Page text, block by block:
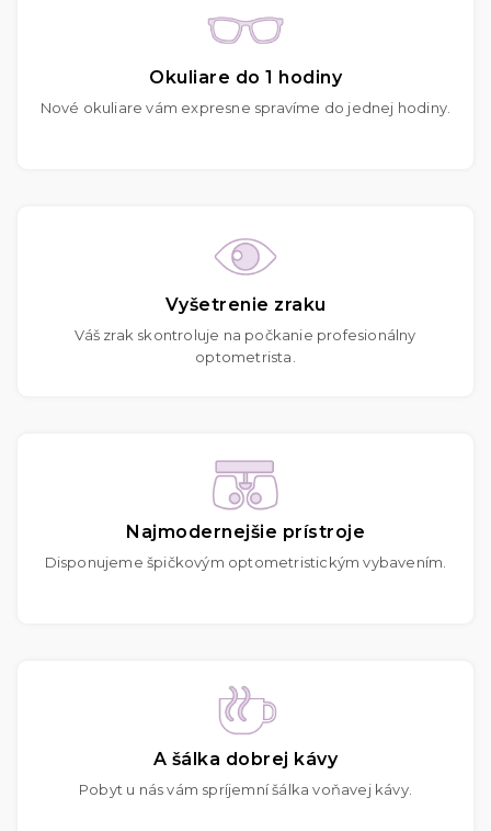
Okuliare do 1 hodiny
Nové okuliare vám expresne spravíme do jednej hodiny.
Vyšetrenie zraku
Váš zrak skontroluje na počkanie profesionálny
optometrista.
Najmodernejšie prístroje
Disponujeme špičkovým optometristickým vybavením.
A šálka dobrej kávy
Pobyt u nás vám spríjemní šálka voňavej kávy.